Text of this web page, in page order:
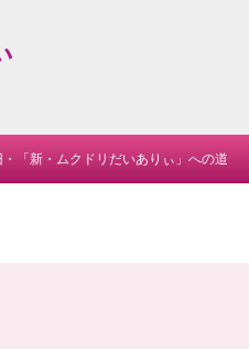
Skip
to
・「新・ムクドリだいありぃ」への道